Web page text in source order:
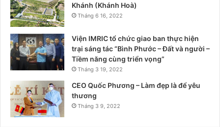
Khánh (Khánh Hoà)
Tháng 6 16, 2022
Viện IMRIC tổ chức giao ban thực hiện
trại sáng tác “Bình Phước – Đất và người –
Tiềm năng cùng triển vọng”
Tháng 3 19, 2022
CEO Quốc Phương – Làm đẹp là để yêu
thương
Tháng 3 9, 2022